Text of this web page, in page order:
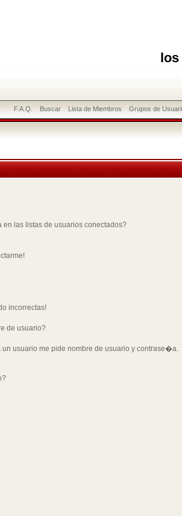
los
F.A.Q. Buscar Lista de Miembros Grupos de
las listas de usuarios conectados?
incorrectas!
de usuario?
usuario me pide nombre de usuario y contrase�a.